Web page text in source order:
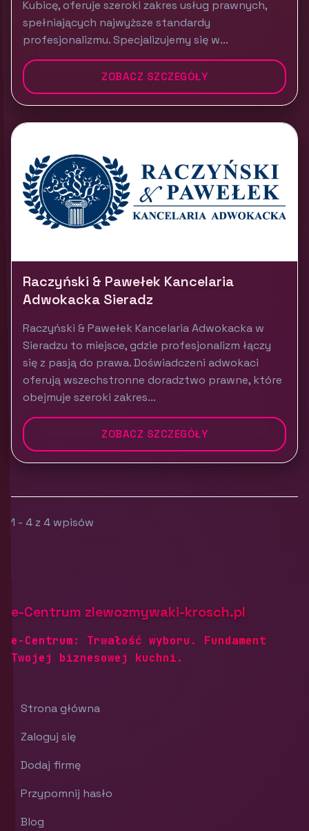
Kubicę, oferuje szeroki zakres usług prawnych,
spełniających najwyższe standardy
profesjonalizmu. Specjalizujemy się w...
ZOBACZ SZCZEGÓŁY
Raczyński & Pawełek Kancelaria
Adwokacka Sieradz
Raczyński & Pawełek Kancelaria Adwokacka w
Sieradzu to miejsce, gdzie profesjonalizm łączy
się z pasją do prawa. Doświadczeni adwokaci
oferują wszechstronne doradztwo prawne, które
obejmuje szeroki zakres...
ZOBACZ SZCZEGÓŁY
1 - 4 z 4 wpisów
e-Centrum zlewozmywaki-krosch.pl
e-Centrum: Trwałość wyboru. Fundament
Twojej biznesowej kuchni.
Strona główna
Zaloguj się
Dodaj firmę
Przypomnij hasło
Blog